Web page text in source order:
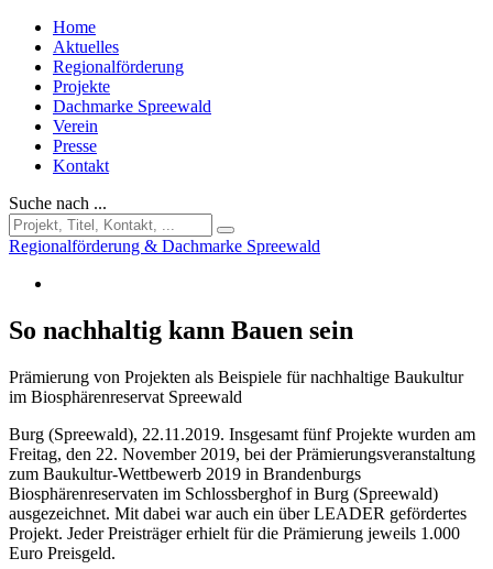
Home
Aktuelles
Regionalförderung
Projekte
Dachmarke Spreewald
Verein
Presse
Kontakt
Suche nach ...
Regionalförderung & Dachmarke Spreewald
So nachhaltig kann Bauen sein
Prämierung von Projekten als Beispiele für nachhaltige Baukultur
im Biosphärenreservat Spreewald
Burg (Spreewald), 22.11.2019. Insgesamt fünf Projekte wurden am
Freitag, den 22. November 2019, bei der Prämierungsveranstaltung
zum Baukultur-Wettbewerb 2019 in Brandenburgs
Biosphärenreservaten im Schlossberghof in Burg (Spreewald)
ausgezeichnet. Mit dabei war auch ein über LEADER gefördertes
Projekt. Jeder Preisträger erhielt für die Prämierung jeweils 1.000
Euro Preisgeld.